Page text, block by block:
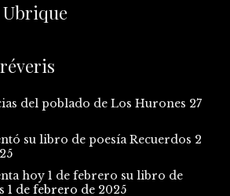
del poblado de Los Hurones 27
su libro de poesía Recuerdos 2
hoy 1 de febrero su libro de
1 de febrero de 2025